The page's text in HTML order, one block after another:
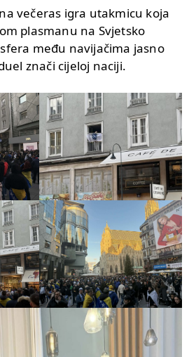
večeras igra utakmicu koja
plasmanu na Svjetsko
među navijačima jasno
znači cijeloj naciji.